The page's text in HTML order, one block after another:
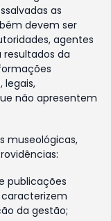
as
devem ser
agentes
resultados da
legais,
não apresentem
museológicas,
publicações
da gestão;